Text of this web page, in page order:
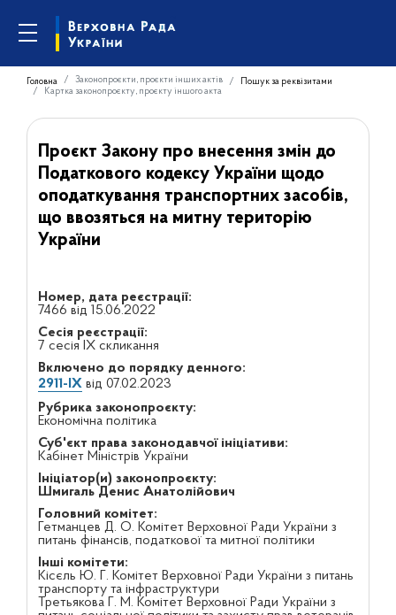
Головна Законопроєкти, проєкти інших актів
Пошук за реквізитами
Картка законопроєкту, проєкту іншого акта
Проєкт Закону про внесення змін до
Податкового кодексу України щодо
оподаткування транспортних засобів,
що ввозяться на митну територію
України
Номер, дата реєстрації:
7466 від 15.06.2022
Сесія реєстрації:
7 сесія IX скликання
Включено до порядку денного:
2911-IXвід 07.02.2023
Рубрика законопроєкту:
Економічна політика
Суб'єкт права законодавчої ініціативи:
Кабінет Міністрів України
Ініціатор(и) законопроєкту:
Шмигаль Денис Анатолійович
Головний комітет:
Гетманцев Д. О. Комітет Верховної Ради України з
питань фінансів, податкової та митної політики
Інші комітети:
Кісєль Ю. Г. Комітет Верховної Ради України з питань
транспорту та інфраструктури
Третьякова Г. М. Комітет Верховної Ради України з